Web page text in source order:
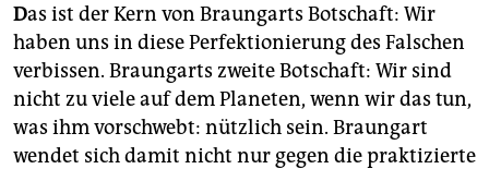
Das ist der Kern von Braungarts Botschaft: Wir
haben uns in diese Perfektionierung des Falschen
verbissen. Braungarts zweite Botschaft: Wir sind
nicht zu viele auf dem Planeten, wenn wir das tun,
was ihm vorschwebt: nützlich sein. Braungart
wendet sich damit nicht nur gegen die praktizierte